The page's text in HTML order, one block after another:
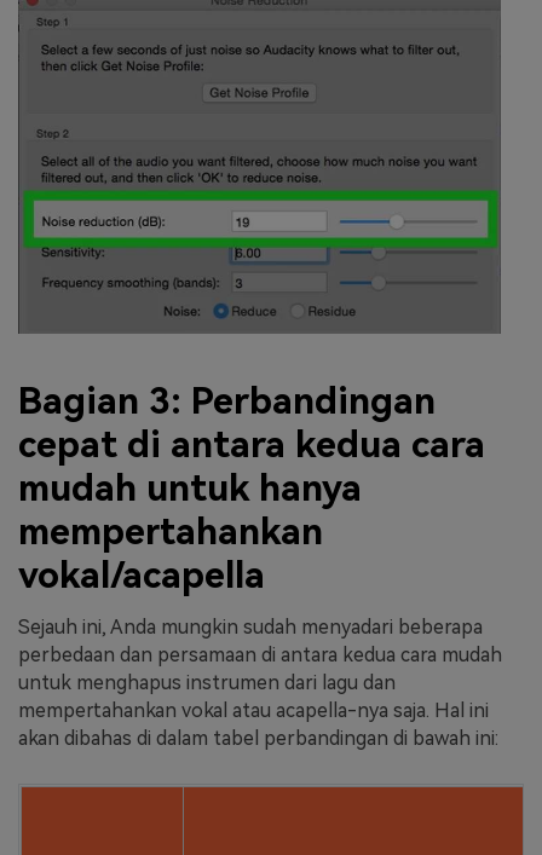
Bagian 3: Perbandingan
cepat di antara kedua cara
mudah untuk hanya
mempertahankan
vokal/acapella
Sejauh ini, Anda mungkin sudah menyadari beberapa
perbedaan dan persamaan di antara kedua cara mudah
untuk menghapus instrumen dari lagu dan
mempertahankan vokal atau acapella-nya saja. Hal ini
akan dibahas di dalam tabel perbandingan di bawah ini: